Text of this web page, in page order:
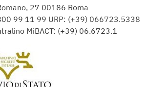
27 00186 Roma
99 11 99 URP: (+39) 066723.5338
MiBACT: (+39) 06.6723.1